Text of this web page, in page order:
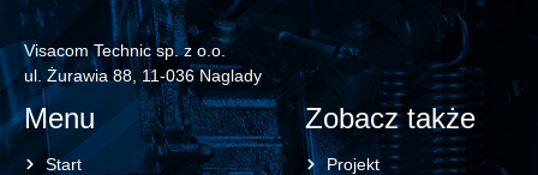
Visacom Technic sp. z o.o.
ul. Żurawia 88, 11-036 Naglady
Menu
Start
Zobacz także
Projekt